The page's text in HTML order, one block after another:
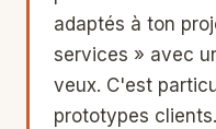
adaptés à ton
services » avec
veux. C'est
prototypes clients.